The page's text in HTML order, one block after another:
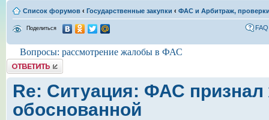
Список форумов ‹ Государственные закупки ‹ ФАС и Арбитраж,
Поделиться FAQ
Вопросы: рассмотрение жалобы в ФАС
Комментировать
Re: Ситуация: ФАС признал
обоснованной